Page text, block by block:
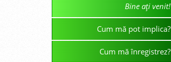
Bine ați venit!
Cum mă pot implica?
Cum mă înregistrez?